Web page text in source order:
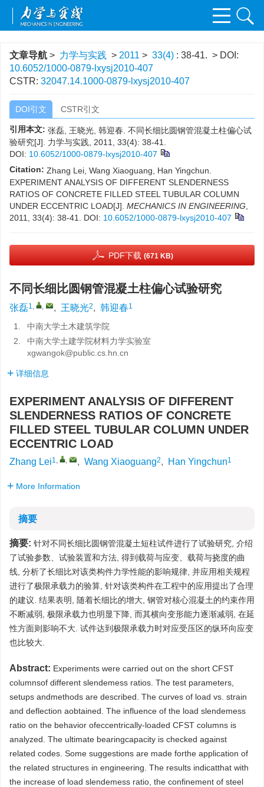
文章导航 > 力学与实践 > 2011 > 33(4) : 38-41. > DOI:
10.6052/1000-0879-lxysj2010-407
CSTR: 32047.14.1000-0879-lxysj2010-407
DOI引文 CSTR引文
引用本文: 张磊, 王晓光, 韩迎春. 不同长细比圆钢管混凝土柱偏心试
验研究[J]. 力学与实践, 2011, 33(4): 38-41.
DOI: 10.6052/1000-0879-lxysj2010-407
Citation: Zhang Lei, Wang Xiaoguang, Han Yingchun.
EXPERIMENT ANALYSIS OF DIFFERENT SLENDERNESS
RATIOS OF CONCRETE FILLED STEEL TUBULAR COLUMN
UNDER ECCENTRIC LOAD[J]. MECHANICS IN ENGINEERING
2011, 33(4): 38-41. DOI: 10.6052/1000-0879-lxysj2010-407
PDF下载 (671 KB)
不同长细比圆钢管混凝土柱偏心试验研究
张磊1, , , 王晓光2, 韩迎春1
1.
中南大学土木建筑学院
2.
中南大学土建学院材料力学实验室
xgwangok@public.cs.hn.cn
详细信息
EXPERIMENT ANALYSIS OF DIFFERENT
SLENDERNESS RATIOS OF CONCRETE
FILLED STEEL TUBULAR COLUMN UNDER
ECCENTRIC LOAD
Zhang Lei1, , , Wang Xiaoguang2, Han Yingchun1
More Information
摘要
摘要: 针对不同长细比圆钢管混凝土短柱试件进行了试验研究, 介绍
了试验参数、试验装置和方法, 得到载荷与应变、载荷与挠度的曲
线, 分析了长细比对该类构件力学性能的影响规律, 并应用相关规程
进行了极限承载力的验算, 针对该类构件在工程中的应用提出了合理
的建议. 结果表明, 随着长细比的增大, 钢管对核心混凝土的约束作用
不断减弱, 极限承载力也明显下降, 而其横向变形能力逐渐减弱, 在延
性方面则影响不大. 试件达到极限承载力时对应受压区的纵环向应变
也比较大.
Abstract: Experiments were carried out on the short CFST
columnsof different slendemess ratios. The test parameters,
setups andmethods are described. The curves of load vs. strain
and deflection aobtained. The influence of the load slendemess
ratio on the behavior ofeccentrically-loaded CFST columns is
analyzed. The ultimate bearingcapacity is checked against
related codes. Some suggestions are made forthe application of
the related structures in engineering. The results indicatthat with
the increase of load slendemess ratio, the confinement of steel